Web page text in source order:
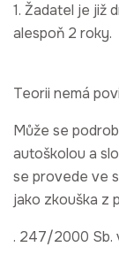
1. Žadatel je již
alespoň 2 roky.
Teorii nemá
Může se
autoškolou a
se provede ve
jako zkouška z
. 247/2000 Sb.